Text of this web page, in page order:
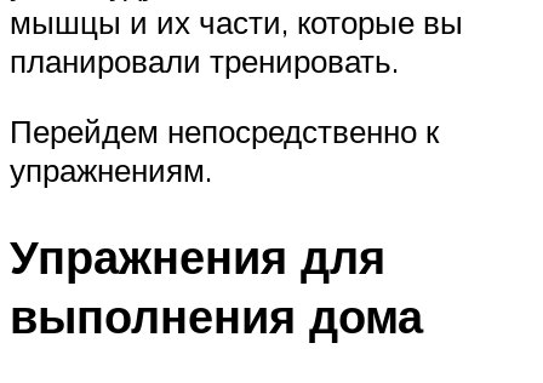
мышцы и их части, которые вы
планировали тренировать.
Перейдем непосредственно к
упражнениям.
Упражнения для
выполнения дома